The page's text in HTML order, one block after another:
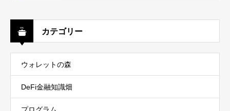
カテゴリー
ウォレットの森
DeFi金融知識畑